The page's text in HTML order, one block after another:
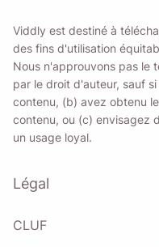
Viddly est destiné à
des fins d'utilisation
Nous n'approuvons pas le
par le droit d'auteur, sauf
contenu, (b) avez obtenu
contenu, ou (c) envisagez
un usage loyal.
Légal
CLUF